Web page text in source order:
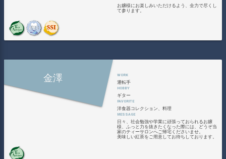
お嬢様にお楽しみいただけるよう、全力で尽くし
て参ります。
金澤 運転手
ギター
洋食器コレクション、料理
日々、社会勉強や学業に頑張っておられるお嬢
様、ふっと力を抜きたくなった際には、どうぞ当
家のティーサロンへご帰宅くださいませ。
美味しい紅茶をご用意してお待ちしております。